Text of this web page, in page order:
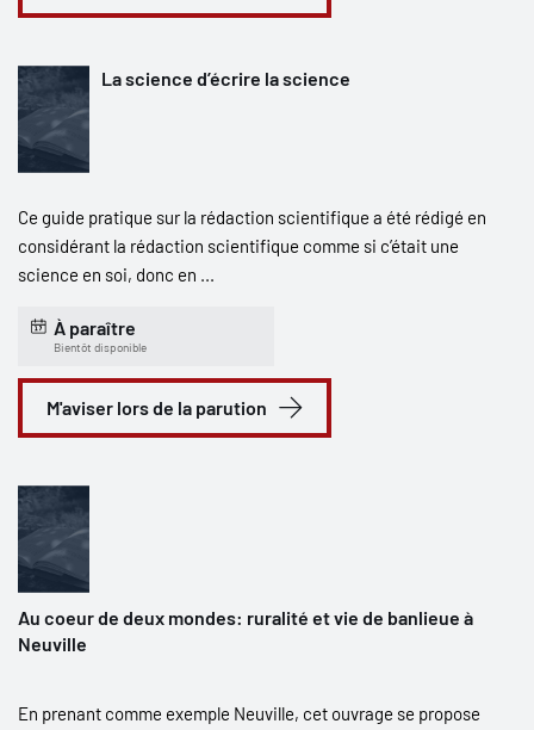
La science d’écrire la science
Ce guide pratique sur la rédaction scientifique a été rédigé en
considérant la rédaction scientifique comme si c’était une
science en soi, donc en ...
À paraître
Bientôt disponible
M'aviser lors de la parution
Au coeur de deux mondes: ruralité et vie de banlieue à
Neuville
En prenant comme exemple Neuville, cet ouvrage se propose